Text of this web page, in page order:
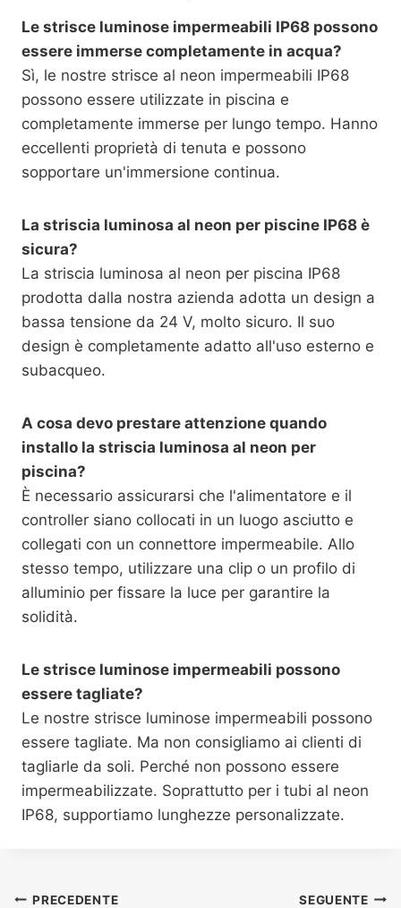
Le strisce luminose impermeabili IP68 possono
essere immerse completamente in acqua?
Sì, le nostre strisce al neon impermeabili IP68
possono essere utilizzate in piscina e
completamente immerse per lungo tempo. Hanno
eccellenti proprietà di tenuta e possono
sopportare un'immersione continua.
La striscia luminosa al neon per piscine IP68 è
sicura?
La striscia luminosa al neon per piscina IP68
prodotta dalla nostra azienda adotta un design a
bassa tensione da 24 V, molto sicuro. Il suo
design è completamente adatto all'uso esterno e
subacqueo.
A cosa devo prestare attenzione quando
installo la striscia luminosa al neon per
piscina?
È necessario assicurarsi che l'alimentatore e il
controller siano collocati in un luogo asciutto e
collegati con un connettore impermeabile. Allo
stesso tempo, utilizzare una clip o un profilo di
alluminio per fissare la luce per garantire la
solidità.
Le strisce luminose impermeabili possono
essere tagliate?
Le nostre strisce luminose impermeabili possono
essere tagliate. Ma non consigliamo ai clienti di
tagliarle da soli. Perché non possono essere
impermeabilizzate. Soprattutto per i tubi al neon
IP68, supportiamo lunghezze personalizzate.
PRECEDENTE SEGUENTE